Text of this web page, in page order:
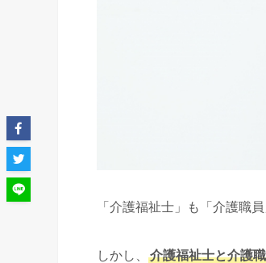
「介護福祉士」も「介護職
しかし、 介護福祉士と介護